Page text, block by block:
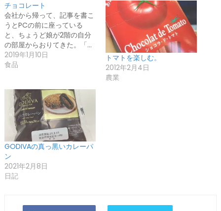
チョコレート
会社から帰って、記事を書こ
うとPCの前に座っている
と、ちょうど娘が2階の自分
の部屋からおりてきた。「…
2019年1月10日
食品
トマトを楽しむ。
2012年2月4日
農業
GODIVAの真っ黒いカレーパ
ン
2021年2月8日
日記